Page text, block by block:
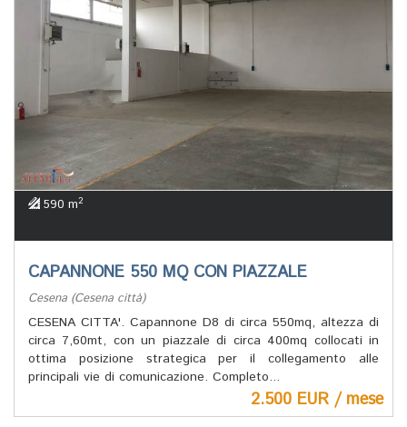
590 m2
CAPANNONE 550 MQ CON PIAZZALE
Cesena (Cesena città)
CESENA CITTA'. Capannone D8 di circa 550mq, altezza di
circa 7,60mt, con un piazzale di circa 400mq collocati in
ottima posizione strategica per il collegamento alle
principali vie di comunicazione. Completo...
2.500 EUR / mese